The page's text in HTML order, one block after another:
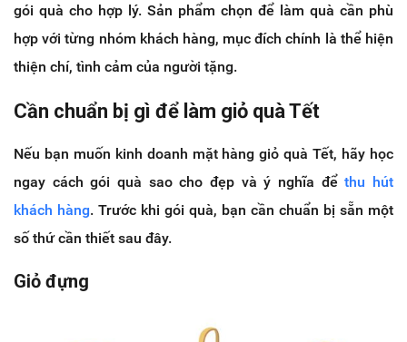
gói quà cho hợp lý. Sản phẩm chọn để làm quà cần phù
hợp với từng nhóm khách hàng, mục đích chính là thể hiện
thiện chí, tình cảm của người tặng.
Cần chuẩn bị gì để làm giỏ quà Tết
Nếu bạn muốn kinh doanh mặt hàng giỏ quà Tết, hãy học
ngay cách gói quà sao cho đẹp và ý nghĩa đểthu hút
khách hàng. Trước khi gói quà, bạn cần chuẩn bị sẵn một
số thứ cần thiết sau đây.
Giỏ đựng